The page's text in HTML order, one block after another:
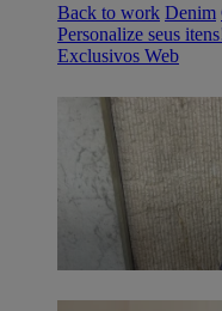
Back to work Denim
Personalize seus
Exclusivos Web